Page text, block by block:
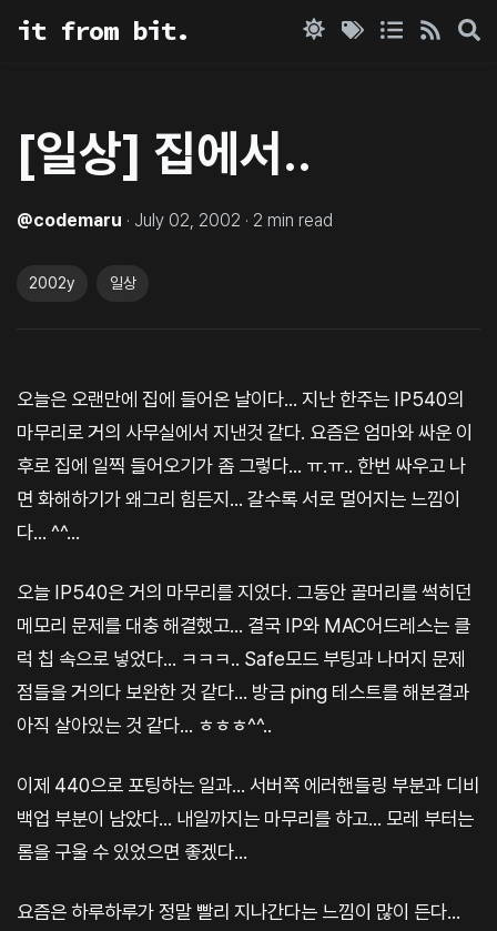
it from bit.
[일상] 집에서..
@codemaru · July 02, 2002 · 2 min read
2002y 일상
오늘은 오랜만에 집에 들어온 날이다... 지난 한주는 IP540의
마무리로 거의 사무실에서 지낸것 같다. 요즘은 엄마와 싸운 이
후로 집에 일찍 들어오기가 좀 그렇다... ㅠ.ㅠ.. 한번 싸우고 나
면 화해하기가 왜그리 힘든지... 갈수록 서로 멀어지는 느낌이
다... ^^...
오늘 IP540은 거의 마무리를 지었다. 그동안 골머리를 썩히던
메모리 문제를 대충 해결했고... 결국 IP와 MAC어드레스는 클
럭 칩 속으로 넣었다... ㅋㅋㅋ.. Safe모드 부팅과 나머지 문제
점들을 거의다 보완한 것 같다... 방금 ping 테스트를 해본결과
아직 살아있는 것 같다... ㅎㅎㅎ^^..
이제 440으로 포팅하는 일과... 서버쪽 에러핸들링 부분과 디비
백업 부분이 남았다... 내일까지는 마무리를 하고... 모레 부터는
롬을 구울 수 있었으면 좋겠다...
요즘은 하루하루가 정말 빨리 지나간다는 느낌이 많이 든다...